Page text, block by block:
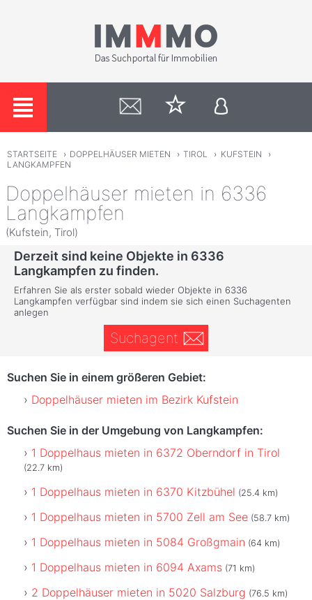
STARTSEITE › DOPPELHÄUSER MIETEN › TIROL › KUFSTEIN
›
LANGKAMPFEN
Doppelhäuser mieten in 6336
Langkampfen
(Kufstein, Tirol)
Derzeit sind keine Objekte in 6336
Langkampfen zu finden.
Erfahren Sie als erster sobald wieder Objekte in 6336
Langkampfen verfügbar sind indem sie sich einen Suchagenten
anlegen
Suchagent
Suchen Sie in einem größeren Gebiet:
Doppelhäuser mieten im Bezirk Kufstein
Suchen Sie in der Umgebung von Langkampfen:
1 Doppelhaus mieten in 6372 Oberndorf in Tirol
(22.7 km)
1 Doppelhaus mieten in 6370 Kitzbühel (25.4 km)
1 Doppelhaus mieten in 5700 Zell am See (58.7 km)
1 Doppelhaus mieten in 5084 Großgmain (64 km)
1 Doppelhaus mieten in 6094 Axams (71 km)
2 Doppelhäuser mieten in 5020 Salzburg (76.5 km)